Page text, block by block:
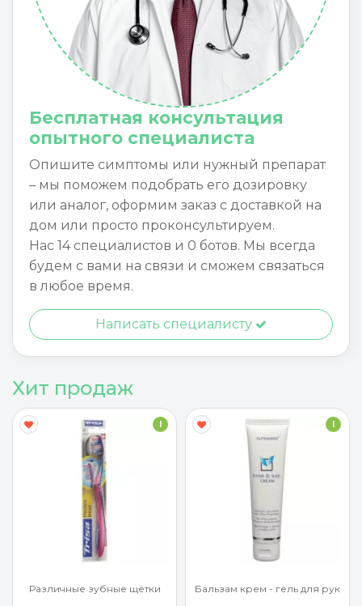
Бесплатная консультация
опытного специалиста
Опишите симптомы или нужный препарат
– мы поможем подобрать его дозировку
или аналог, оформим заказ с доставкой на
дом или просто проконсультируем.
Нас 14 специалистов и 0 ботов. Мы всегда
будем с вами на связи и сможем связаться
в любое время.
Написать специалисту
Хит продаж
Различные зубные щётки Бальзам крем - гель для рук